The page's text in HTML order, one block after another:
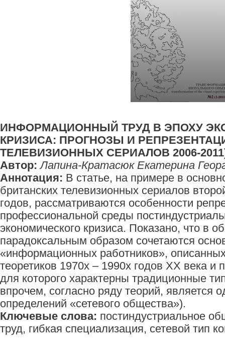
ИНФОРМАЦИОННЫЙ ТРУД В ЭПОХУ
КРИЗИСА: ПРОГНОЗЫ И
ТЕЛЕВИЗИОННЫХ СЕРИАЛОВ 2006-
Автор: Лапина-Кратасюк Екатерина
Аннотация: В статье, на примере в
британских телевизионных сериалов
годов, рассматриваются особенности
профессиональной среды
экономического кризиса. Показано, что в
парадоксальным образом сочетаются
«информационных работников»,
теоретиков 1970х – 1990х годов ХХ века и
для которого характерны традиционные
впрочем, согласно ряду теорий, является
определений «сетевого общества»).
Ключевые слова: постиндустриальное
труд, гибкая специализация, сетевой тип